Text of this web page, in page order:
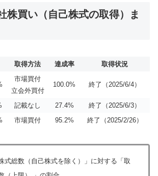
株買い（自己株式の取得）ま
取得方法 達成率 取得状況
市場買付
立会外買付
100.0% 終了（2025/6/4）
記載なし 27.4%
終了（2025/6/3）
市場買付 95.2% 終了（2025/2/26）
式総数（自己株式を除く）」に対する「取